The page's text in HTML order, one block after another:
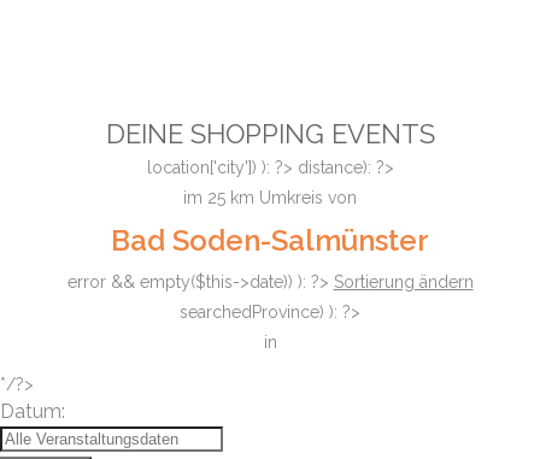
DEINE SHOPPING EVENTS
location['city']) ): ?> distance): ?>
im 25 km Umkreis von
Bad Soden-Salmünster
error && empty($this->date)) ): ?> Sortierung ändern
searchedProvince) ): ?>
in
*/?>
Datum: